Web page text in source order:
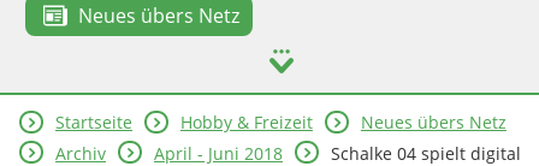
Neues übers Netz
Spiel & Spaß
Mitreden & Mitmachen
Startseite Hobby & Freizeit
Neues übers Netz
Archiv
April - Juni 2018 Schalke 04 spielt digital